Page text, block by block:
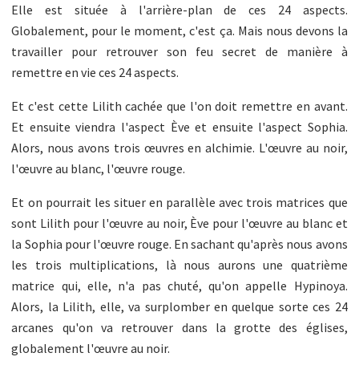
Elle est située à l'arrière-plan de ces 24 aspects.
Globalement, pour le moment, c'est ça. Mais nous devons la
travailler pour retrouver son feu secret de manière à
remettre en vie ces 24 aspects.
Et c'est cette Lilith cachée que l'on doit remettre en avant.
Et ensuite viendra l'aspect Ève et ensuite l'aspect Sophia.
Alors, nous avons trois œuvres en alchimie. L'œuvre au noir,
l'œuvre au blanc, l'œuvre rouge.
Et on pourrait les situer en parallèle avec trois matrices que
sont Lilith pour l'œuvre au noir, Ève pour l'œuvre au blanc et
la Sophia pour l'œuvre rouge. En sachant qu'après nous avons
les trois multiplications, là nous aurons une quatrième
matrice qui, elle, n'a pas chuté, qu'on appelle Hypinoya.
Alors, la Lilith, elle, va surplomber en quelque sorte ces 24
arcanes qu'on va retrouver dans la grotte des églises,
globalement l'œuvre au noir.